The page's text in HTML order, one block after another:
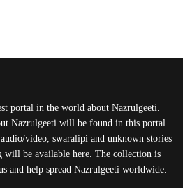
portal in the world about Nazrulgeeti.
Nazrulgeeti will be found in this portal.
video, swaralipi and unknown stories
will be available here. The collection is
and help spread Nazrulgeeti worldwide.